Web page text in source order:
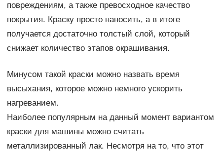
повреждениям, а также превосходное качество
покрытия. Краску просто наносить, а в итоге
получается достаточно толстый слой, который
снижает количество этапов окрашивания.
Минусом такой краски можно назвать время
высыхания, которое можно немного ускорить
нагреванием.
Наиболее популярным на данный момент вариантом
краски для машины можно считать
металлизированный лак. Несмотря на то, что этот